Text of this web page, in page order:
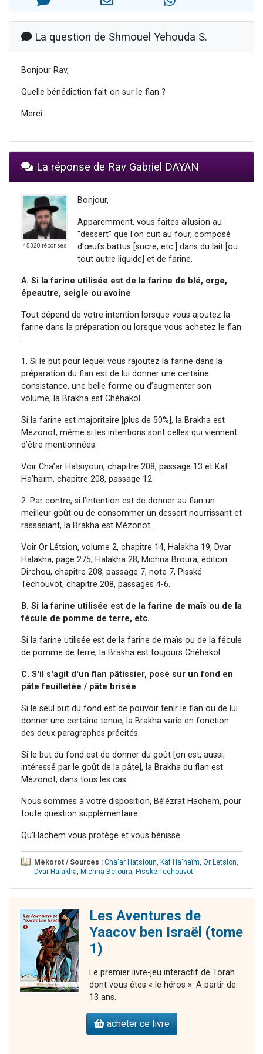
La question de Shmouel Yehouda S.
Bonjour Rav,
Quelle bénédiction fait-on sur le flan ?
Merci.
La réponse de Rav Gabriel DAYAN
45328 réponses
Bonjour,
Apparemment, vous faites allusion au
"dessert" que l'on cuit au four, composé
d’œufs battus [sucre, etc.] dans du lait [ou
tout autre liquide] et de farine.
A. Si la farine utilisée est de la farine de blé, orge,
épeautre, seigle ou avoine
Tout dépend de votre intention lorsque vous ajoutez la
farine dans la préparation ou lorsque vous achetez le flan
:
1. Si le but pour lequel vous rajoutez la farine dans la
préparation du flan est de lui donner une certaine
consistance, une belle forme ou d’augmenter son
volume, la Brakha est Chéhakol.
Si la farine est majoritaire [plus de 50%], la Brakha est
Mézonot, même si les intentions sont celles qui viennent
d’être mentionnées.
Voir Cha’ar Hatsiyoun, chapitre 208, passage 13 et Kaf
Ha’haïm, chapitre 208, passage 12.
2. Par contre, si l’intention est de donner au flan un
meilleur goût ou de consommer un dessert nourrissant et
rassasiant, la Brakha est Mézonot.
Voir Or Létsion, volume 2, chapitre 14, Halakha 19, Dvar
Halakha, page 275, Halakha 28, Michna Broura, édition
Dirchou, chapitre 208, passage 7, note 7, Pisské
Techouvot, chapitre 208, passages 4-6.
B. Si la farine utilisée est de la farine de maïs ou de la
fécule de pomme de terre, etc.
Si la farine utilisée est de la farine de maïs ou de la fécule
de pomme de terre, la Brakha est toujours Chéhakol.
C. S'il s'agit d'un flan pâtissier, posé sur un fond en
pâte feuilletée / pâte brisée
Si le seul but du fond est de pouvoir tenir le flan ou de lui
donner une certaine tenue, la Brakha varie en fonction
des deux paragraphes précités.
Si le but du fond est de donner du goût [on est, aussi,
intéressé par le goût de la pâte], la Brakha du flan est
Mézonot, dans tous les cas.
Nous sommes à votre disposition, Bé’ézrat Hachem, pour
toute question supplémentaire.
Qu’Hachem vous protège et vous bénisse.
Mékorot / Sources : Cha'ar Hatsioun, Kaf Ha'haïm, Or Letsion,
Dvar Halakha, Michna Beroura, Pisské Techouvot.
Les Aventures de
Yaacov ben Israël (tome
1)
Le premier livre-jeu interactif de Torah
dont vous êtes « le héros ». A partir de
13 ans.
acheter ce livre